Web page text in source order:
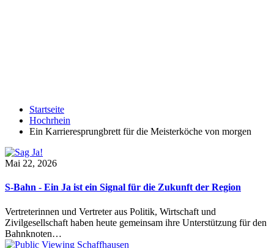
Startseite
Hochrhein
Ein Karrieresprungbrett für die Meisterköche von morgen
Mai 22, 2026
S-Bahn - Ein Ja ist ein Signal für die Zukunft der Region
Vertreterinnen und Vertreter aus Politik, Wirtschaft und
Zivilgesellschaft haben heute gemeinsam ihre Unterstützung für den
Bahnknoten…